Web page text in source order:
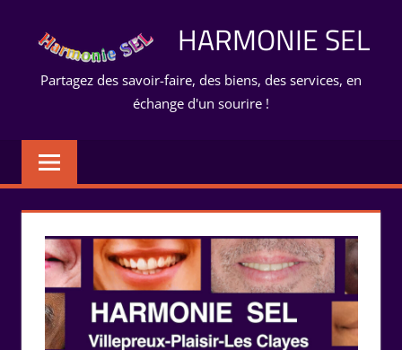
HARMONIE SEL
Partagez des savoir-faire, des biens, des services, en
échange d'un sourire !